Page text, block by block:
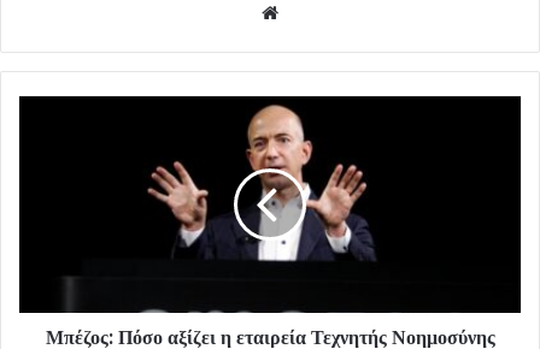
Μπέζος: Πόσο αξίζει η εταιρεία Τεχνητής Νοημοσύνης